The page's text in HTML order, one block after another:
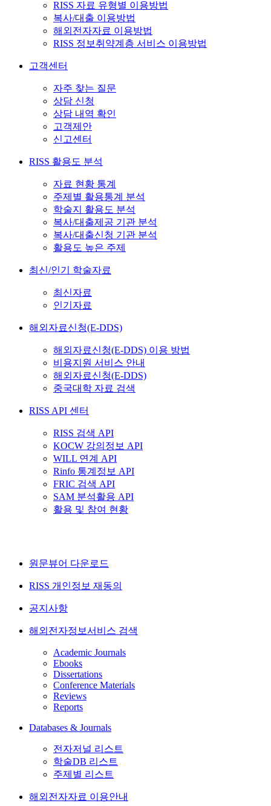
RISS 자료 유형별 이용방법
복사/대출 이용방법
해외전자자료 이용방법
RISS 정보취약계층 서비스 이용방법
고객센터
자주 찾는 질문
상담 신청
상담 내역 확인
고객제안
신고센터
RISS 활용도 분석
자료 현황 통계
주제별 활용통계 분석
학술지 활용도 분석
복사/대출제공 기관 분석
복사/대출신청 기관 분석
활용도 높은 주제
최신/인기 학술자료
최신자료
인기자료
해외자료신청(E-DDS)
해외자료신청(E-DDS) 이용 방법
비용지원 서비스 안내
해외자료신청(E-DDS)
중국대학 자료 검색
RISS API 센터
RISS 검색 API
KOCW 강의정보 API
WILL 연계 API
Rinfo 통계정보 API
FRIC 검색 API
SAM 분석활용 API
활용 및 참여 현황
원문뷰어 다운로드
RISS 개인정보 재동의
공지사항
해외전자정보서비스 검색
Academic Journals
Ebooks
Dissertations
Conference Materials
Reviews
Reports
Databases & Journals
전자저널 리스트
학술DB 리스트
주제별 리스트
해외전자자료 이용안내